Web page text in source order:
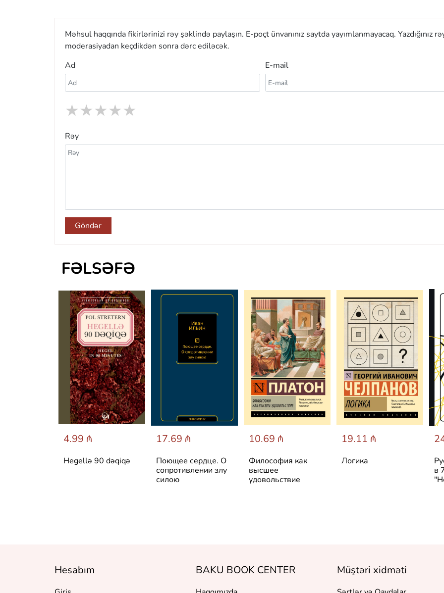
Məhsul haqqında fikirlərinizi rəy şəklində paylaşın. E-poçt ünvanınız saytda yayımlanmayacaq. Yazdığınız
moderasiyadan keçdikdən sonra dərc ediləcək.
Ad
E-mail
★
★
★
★
★
Rəy
Göndər
FƏLSƏFƏ
4.99 ₼
Hegellə 90 dəqiqə
17.69 ₼
Поющее сердце. О
сопротивлении злу
силою
10.69 ₼
Философия как
высшее
удовольствие
19.11 ₼
Логика
в
Hesabım BAKU BOOK CENTER Müştəri xidməti